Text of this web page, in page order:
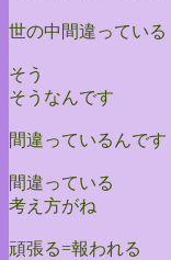
世の中間違っている
そう
そうなんです
間違っているんです
間違っている
考え方がね
頑張る=報われる